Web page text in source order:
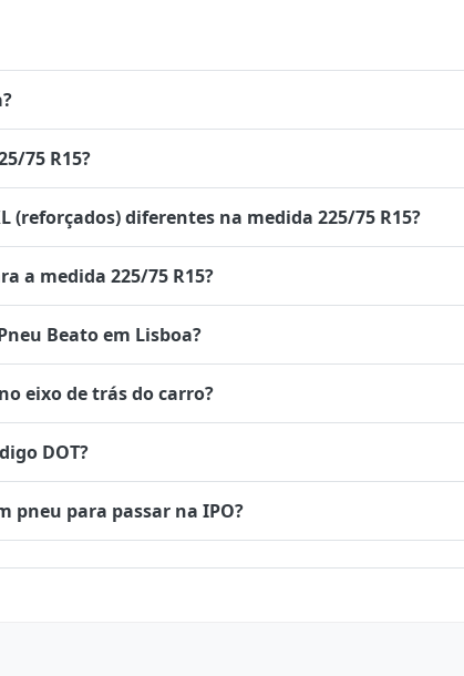
75 R15?
(reforçados) diferentes na medida 225/75 R15?
a medida 225/75 R15?
Beato em Lisboa?
eixo de trás do carro?
DOT?
pneu para passar na IPO?